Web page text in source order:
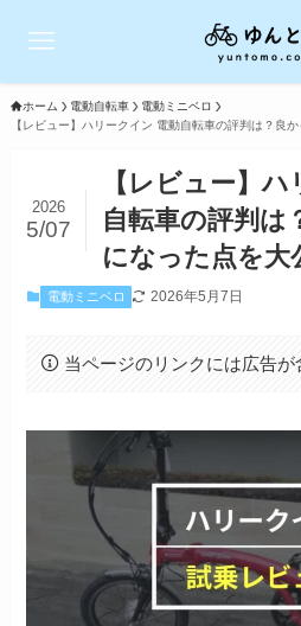
ホーム 電動自転車
電動ミニベロ
【レビュー】ハリークイン 電動自転車の評判は？良
【レビュー】
自転車の評判は
になった点を大
2026
5/07
電動ミニベロ 2026年5月7日
当ページのリンクには広告が